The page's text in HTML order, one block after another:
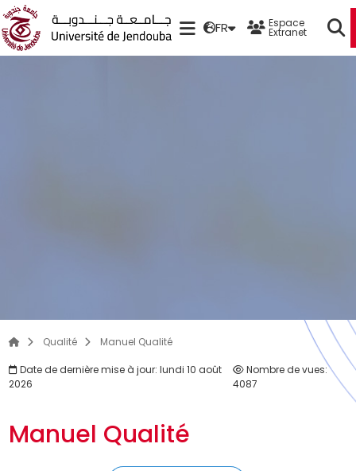
FR Espace
Extranet
Qualité Manuel Qualité
Date de dernière mise à jour: lundi 10 août
2026
Nombre de vues:
4087
Manuel Qualité